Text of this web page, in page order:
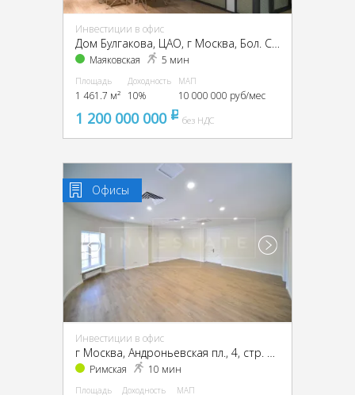
Инвестиции в офис
Дом Булгакова, ЦАО, г Москва, Бол. Садовая ул., 10
Маяковская 5 мин
Площадь
1 461.7 м²
Доходность
10%
МАП
10 000 000 руб/мес
1 200 000 000 pуббез НДС
Офисы
Инвестиции в офис
Римская 10 мин
Площадь Доходность МАП